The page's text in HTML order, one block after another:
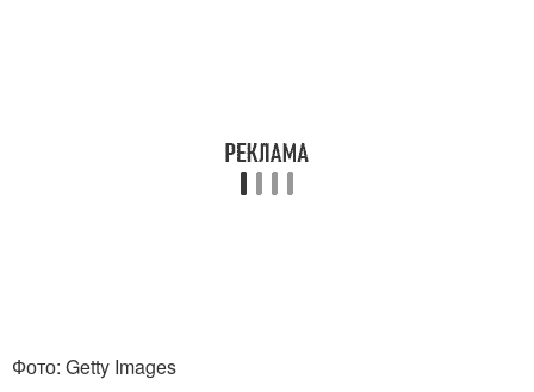
Фото: Getty Images